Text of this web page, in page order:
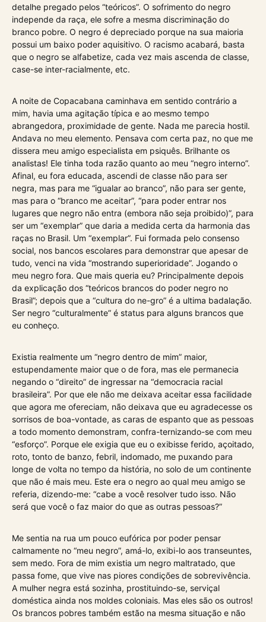
detalhe pregado pelos “teóricos”. O sofrimento do negro
independe da raça, ele sofre a mesma discriminação do
branco pobre. O negro é depreciado porque na sua maioria
possui um baixo poder aquisitivo. O racismo acabará, basta
que o negro se alfabetize, cada vez mais ascenda de classe,
case-se inter-racialmente, etc.
A noite de Copacabana caminhava em sentido contrário a
mim, havia uma agitação típica e ao mesmo tempo
abrangedora, proximidade de gente. Nada me parecia hostil.
Andava no meu elemento. Pensava com certa paz, no que me
dissera meu amigo especialista em psiquês. Brilhante os
analistas! Ele tinha toda razão quanto ao meu “negro interno”.
Afinal, eu fora educada, ascendi de classe não para ser
negra, mas para me “igualar ao branco”, não para ser gente,
mas para o “branco me aceitar”, “para poder entrar nos
lugares que negro não entra (embora não seja proibido)”, para
ser um “exemplar” que daria a medida certa da harmonia das
raças no Brasil. Um “exemplar”. Fui formada pelo consenso
social, nos bancos escolares para demonstrar que apesar de
tudo, venci na vida “mostrando superioridade”. Jogando o
meu negro fora. Que mais queria eu? Principalmente depois
da explicação dos “teóricos brancos do poder negro no
Brasil”; depois que a “cultura do ne-gro” é a ultima badalação.
Ser negro “culturalmente” é status para alguns brancos que
eu conheço.
Existia realmente um “negro dentro de mim” maior,
estupendamente maior que o de fora, mas ele permanecia
negando o “direito” de ingressar na “democracia racial
brasileira”. Por que ele não me deixava aceitar essa facilidade
que agora me ofereciam, não deixava que eu agradecesse os
sorrisos de boa-vontade, as caras de espanto que as pessoas
a todo momento demonstram, confra-ternizando-se com meu
“esforço”. Porque ele exigia que eu o exibisse ferido, açoitado,
roto, tonto de banzo, febril, indomado, me puxando para
longe de volta no tempo da história, no solo de um continente
que não é mais meu. Este era o negro ao qual meu amigo se
referia, dizendo-me: “cabe a você resolver tudo isso. Não
será que você o faz maior do que as outras pessoas?”
Me sentia na rua um pouco eufórica por poder pensar
calmamente no “meu negro”, amá-lo, exibi-lo aos transeuntes,
sem medo. Fora de mim existia um negro maltratado, que
passa fome, que vive nas piores condições de sobrevivência.
A mulher negra está sozinha, prostituindo-se, serviçal
doméstica ainda nos moldes coloniais. Mas eles são os outros!
Os brancos pobres também estão na mesma situação e não